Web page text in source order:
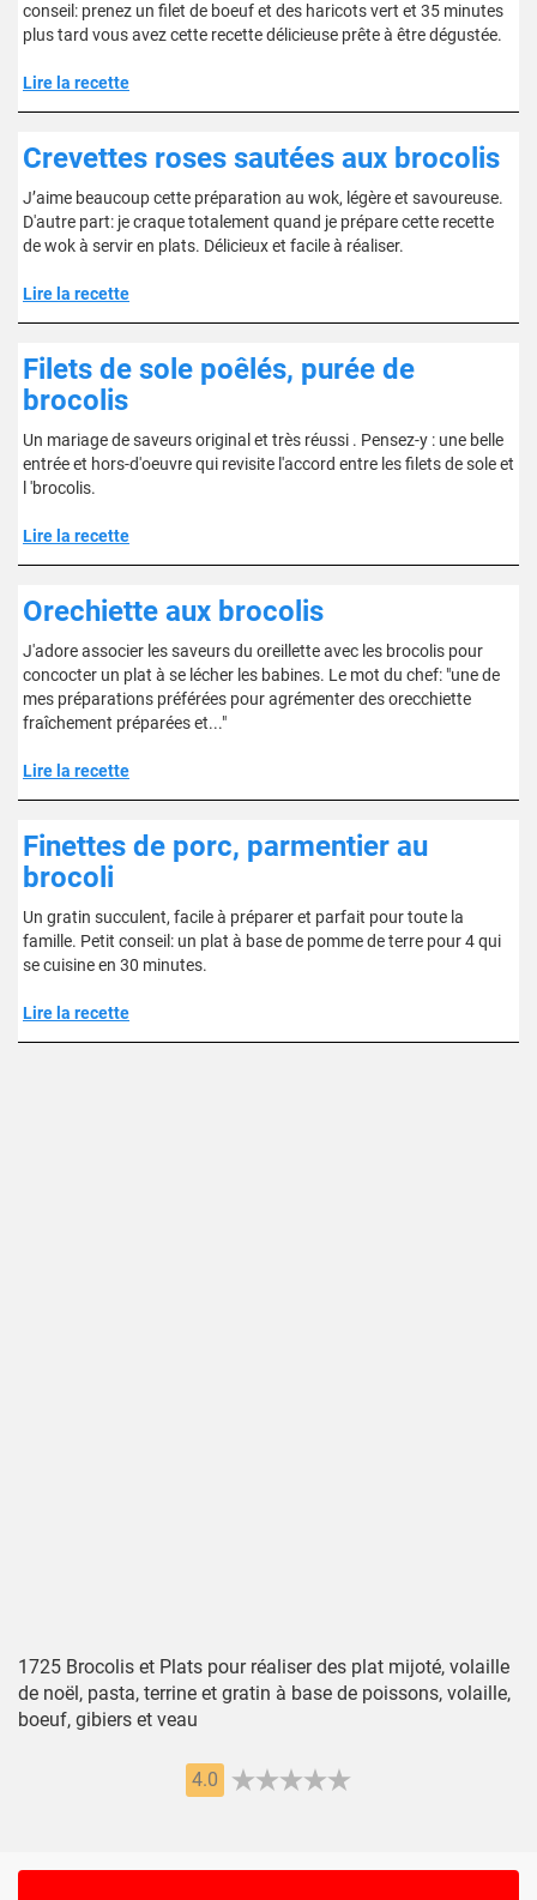
conseil: prenez un filet de boeuf et des haricots vert et 35 minutes
plus tard vous avez cette recette délicieuse prête à être dégustée.
Lire la recette
Crevettes roses sautées aux brocolis
J’aime beaucoup cette préparation au wok, légère et savoureuse.
D'autre part: je craque totalement quand je prépare cette recette
de wok à servir en plats. Délicieux et facile à réaliser.
Lire la recette
Filets de sole poêlés, purée de
brocolis
Un mariage de saveurs original et très réussi . Pensez-y : une belle
entrée et hors-d'oeuvre qui revisite l'accord entre les filets de sole et
l 'brocolis.
Lire la recette
Orechiette aux brocolis
J'adore associer les saveurs du oreillette avec les brocolis pour
concocter un plat à se lécher les babines. Le mot du chef: "une de
mes préparations préférées pour agrémenter des orecchiette
fraîchement préparées et..."
Lire la recette
Finettes de porc, parmentier au
brocoli
Un gratin succulent, facile à préparer et parfait pour toute la
famille. Petit conseil: un plat à base de pomme de terre pour 4 qui
se cuisine en 30 minutes.
Lire la recette
1725 Brocolis et Plats pour réaliser des plat mijoté, volaille
de noël, pasta, terrine et gratin à base de poissons, volaille,
boeuf, gibiers et veau
4.0